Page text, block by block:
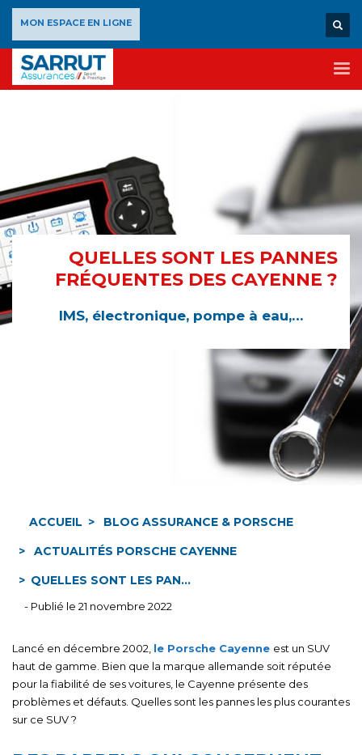
MON ESPACE EN LIGNE
QUELLES SONT LES PANNES
FRÉQUENTES DES CAYENNE ?
IMS, électronique, pompe à eau,…
ACCUEIL
BLOG ASSURANCE & PORSCHE
ACTUALITÉS PORSCHE CAYENNE
QUELLES SONT LES PAN...
- Publié le 21 novembre 2022
Lancé en décembre 2002, le Porsche Cayenne est un SUV
haut de gamme. Bien que la marque allemande soit réputée
pour la fiabilité de ses voitures, le Cayenne présente des
problèmes et défauts. Quelles sont les pannes les plus courantes
sur ce SUV ?